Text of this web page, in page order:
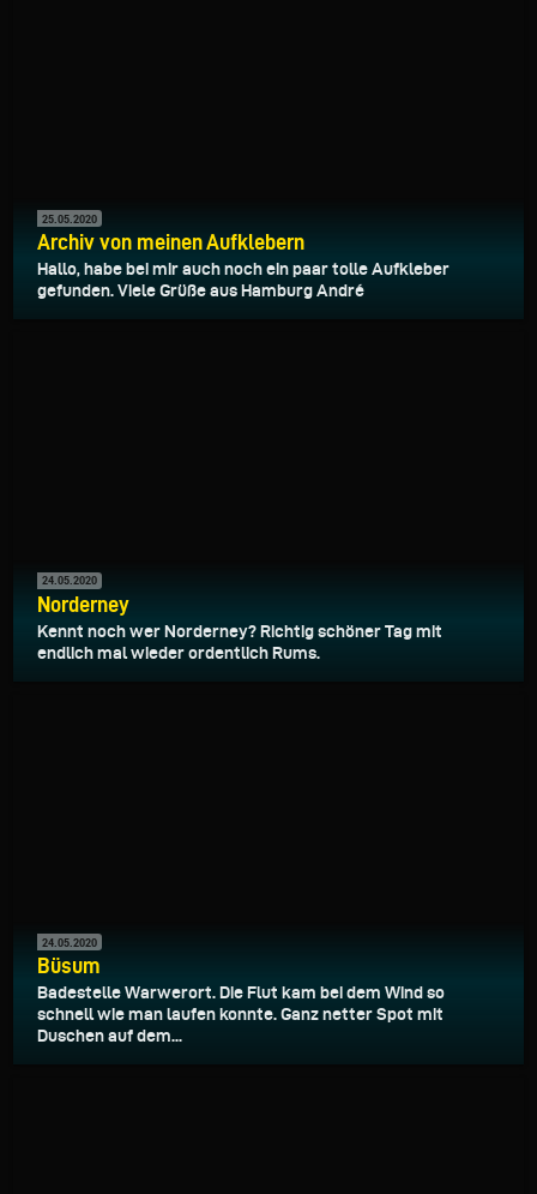
25.05.2020
Archiv von meinen Aufklebern
Hallo, habe bei mir auch noch ein paar tolle Aufkleber
gefunden. Viele Grüße aus Hamburg André
24.05.2020
Norderney
Kennt noch wer Norderney? Richtig schöner Tag mit
endlich mal wieder ordentlich Rums.
24.05.2020
Büsum
Badestelle Warwerort. Die Flut kam bei dem Wind so
schnell wie man laufen konnte. Ganz netter Spot mit
Duschen auf dem...